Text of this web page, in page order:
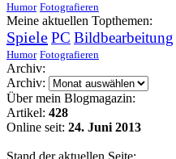
Humor Fotografieren
Meine aktuellen Topthemen:
SpielePC Bildbearbeitung
Humor Fotografieren
Archiv:
Archiv:
Über mein Blogmagazin:
Artikel: 428
Online seit: 24. Juni 2013